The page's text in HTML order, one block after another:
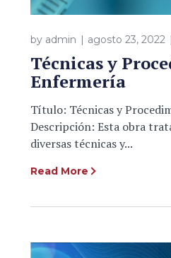
by admin agosto 23, 2022
Técnicas y
Enfermería
Título: Técnicas y
Descripción: Esta obra
diversas técnicas y...
Read More